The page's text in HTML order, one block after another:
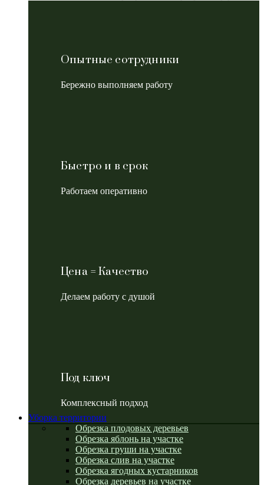
Опытные сотрудники
Бережно выполняем работу
Быстро и в срок
Работаем оперативно
Цена = Качество
Делаем работу с душой
Под ключ
Комплексный подход
Уборка территории
Обрезка плодовых деревьев
Обрезка яблонь на участке
Обрезка груши на участке
Обрезка слив на участке
Обрезка ягодных кустарников
Обрезка деревьев на участке